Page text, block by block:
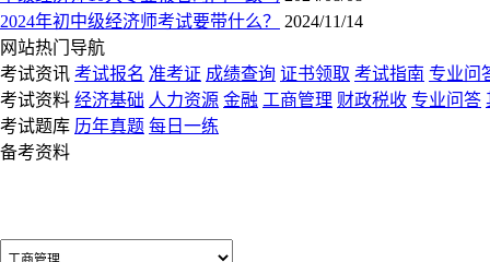
2024年初中级经济师考试要带什么？
2024/11/14
网站热门导航
考试资讯 考试报名 准考证 成绩查询 证书领取 考试指南 专业问
考试资料 经济基础 人力资源 金融 工商管理 财政税收 专业问答
考试题库 历年真题 每日一练
备考资料